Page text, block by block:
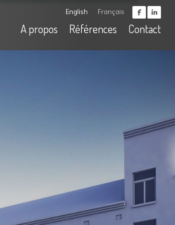
English Français
A propos Références Contact